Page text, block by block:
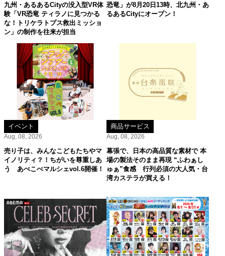
九州・あるあるCityの没入型VR体
験「VR恐竜 ティラノに見つかる
な！トリケラトプス救出ミッショ
ン」の制作を往来が担当
恐竜」が8月20日13時、北九州・あ
るあるCityにオープン！
イベント
Aug, 08, 2026
売り子は、みんなこどもたちやマ
イノリティ？！ちがいを尊重しあ
う あべこべマルシェvol.6開催！
商品サービス
Aug, 08, 2026
幕張で、日本の高品質な素材で 本
場の製法そのまま再現 “ふわぁし
ゅぁ”食感 行列必須の大人気・台
湾カステラが買える！